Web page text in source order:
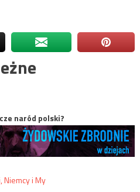
naród polski?